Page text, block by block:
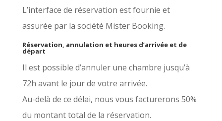
L’interface de réservation est fournie et
assurée par la société Mister Booking.
Réservation, annulation et heures d’arrivée et de
départ
Il est possible d’annuler une chambre jusqu’à
72h avant le jour de votre arrivée.
Au-delà de ce délai, nous vous facturerons 50%
du montant total de la réservation.